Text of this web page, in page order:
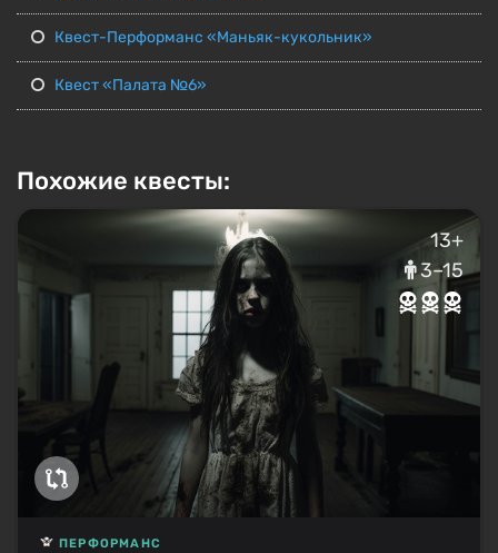
Квест-Перформанс «Маньяк-кукольник»
Квест «Палата №6»
Похожие квесты:
13+
3–15
ПЕРФОРМАНС